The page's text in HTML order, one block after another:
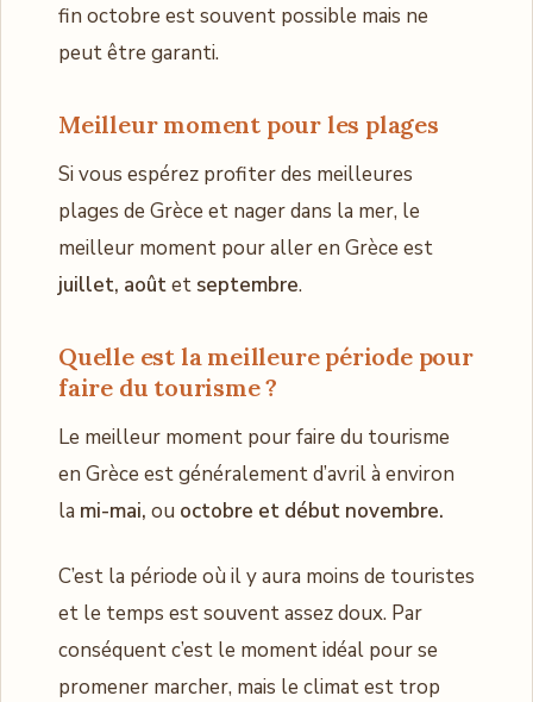
fin octobre est souvent possible mais ne
peut être garanti.
Meilleur moment pour les plages
Si vous espérez profiter des meilleures
plages de Grèce et nager dans la mer, le
meilleur moment pour aller en Grèce est
juillet, aoûtet septembre.
Quelle est la meilleure période pour
faire du tourisme?
Le meilleur moment pour faire du tourisme
en Grèce est généralement d’avril à environ
la mi-mai, ou octobre et début novembre.
C’est la période où il y aura moins de touristes
et le temps est souvent assez doux. Par
conséquent c’est le moment idéal pour se
promener marcher, mais le climat est trop